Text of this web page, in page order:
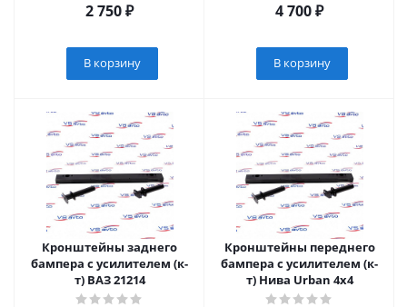
2 750₽
В корзину
4 700₽
В корзину
Кронштейны заднего
бампера с усилителем (к-
т) ВАЗ 21214
Кронштейны переднего
бампера с усилителем (к-
т) Нива Urban 4x4